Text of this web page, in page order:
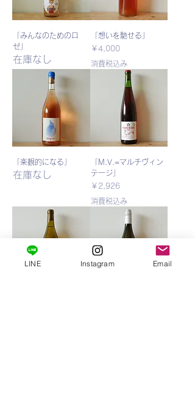
「みんなのためのロ
ゼ」
在庫なし
「想いを馳せる」
価格
￥4,000
消費税込み
「楽観的になる」
在庫なし
「M.V.=マルチヴィン
テージ」
価格
￥2,926
消費税込み
LINE Instagram Email